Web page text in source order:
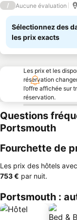
/ Aucune évaluation
Sélectionnez des
les prix exacts
Les prix et les
réservation
l’offre affichée sur
réservation.
Questions
Portsmouth
Fourchette de
Les prix des hôtels
‎753 € par nuit.
Portsmouth :